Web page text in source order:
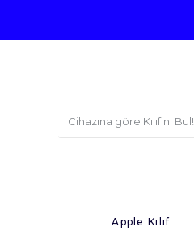
Apple Kılıf